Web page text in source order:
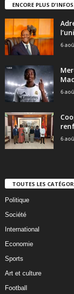
ENCORE PLUS
6
6
6
TOUTES LES
Politique
Société
International
Economie
Sports
Art et culture
Football